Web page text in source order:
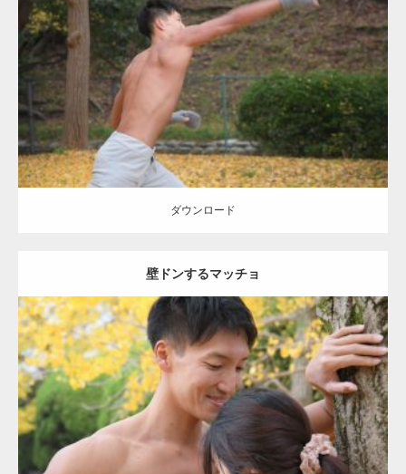
Update:2021.07.8
Category: 公園のマッチョ その他 AKIHITO(細マッチョ) 背中
ダウンロード
ダウンロード
壁ドンするマッチョ
Update: 2021.07.8
Category:公園のマッチョ その他 AKIHITO(細マッチョ) 大胸筋 肩 腹
筋